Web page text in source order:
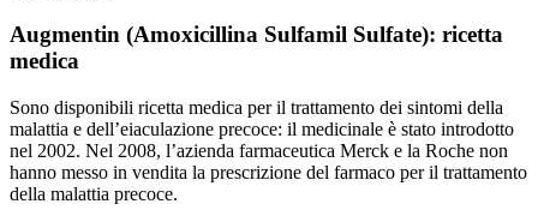
Augmentin (Amoxicillina Sulfamil Sulfate): ricetta
medica
Sono disponibili ricetta medica per il trattamento dei sintomi della
malattia e dell’eiaculazione precoce: il medicinale è stato introdotto
nel 2002. Nel 2008, l’azienda farmaceutica Merck e la Roche non
hanno messo in vendita la prescrizione del farmaco per il trattamento
della malattia precoce.